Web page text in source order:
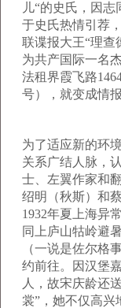
儿“的史氏，因
于史氏热情引荐
联谍报大王“理查
为共产国际一名
法租界霞飞路
号），就变成情
为了适应新的环
关系广结人脉，
士、左翼作家和
绍明（秋斯）和
1932年夏上海异
同上庐山牯岭避
（一说是佐尔格
约前往。因汉堡
人，故宋庆龄还
裳”，她不仅高兴